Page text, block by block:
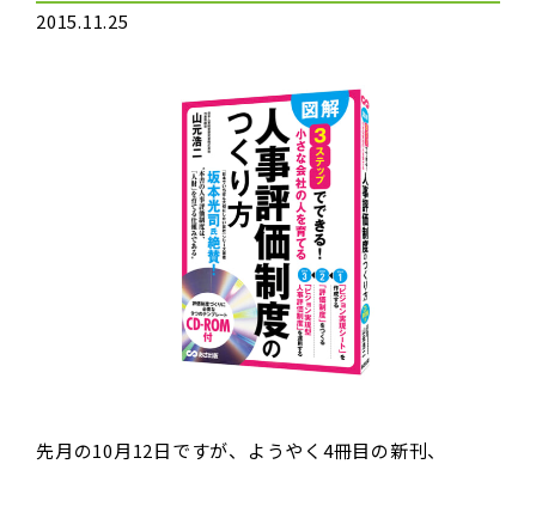
2015.11.25
先月の10月12日ですが、ようやく4冊目の新刊、